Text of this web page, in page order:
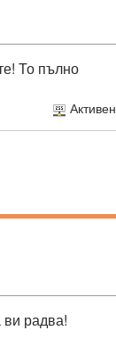
То пълно
Активен
радва!